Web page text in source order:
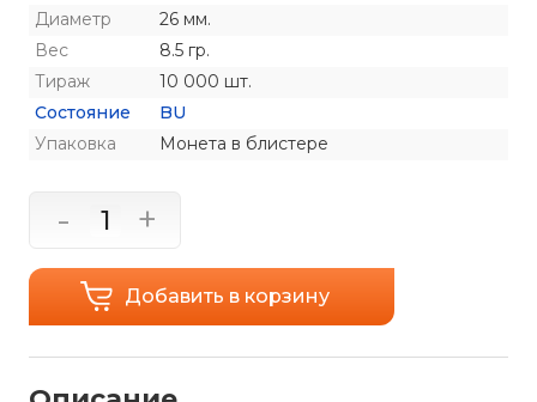
Диаметр
26 мм.
Вес
8.5 гр.
Тираж
10 000 шт.
Состояние
BU
Упаковка
Монета в блистере
- +
Добавить в корзину